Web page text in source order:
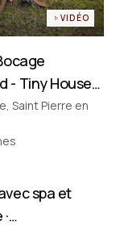
VIDÉO
- Tiny House
& Baignoire
Normandie
Saint Pierre en
de villespa et